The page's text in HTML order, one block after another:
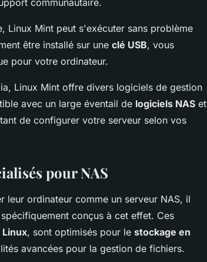
communautaire.
Linux Mint peut s'exécuter sans problème
être installé sur une clé USB, vous
pour votre ordinateur.
Linux Mint offre divers logiciels de gestion
avec un large éventail de logiciels NAS et
de configurer votre serveur selon vos
pour NAS
leur ordinateur comme un serveur NAS, il
spécifiquement conçus à cet effet. Ces
, sont optimisés pour le stockage en
avancées pour la gestion de fichiers.